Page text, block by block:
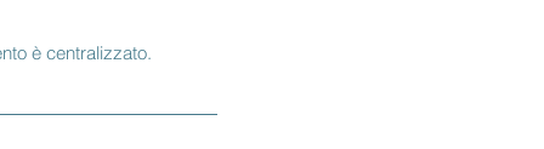
è centralizzato.